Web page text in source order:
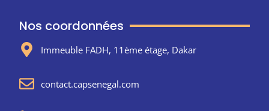
Nos coordonnées
Immeuble FADH, 11ème étage, Dakar
contact.capsenegal.com